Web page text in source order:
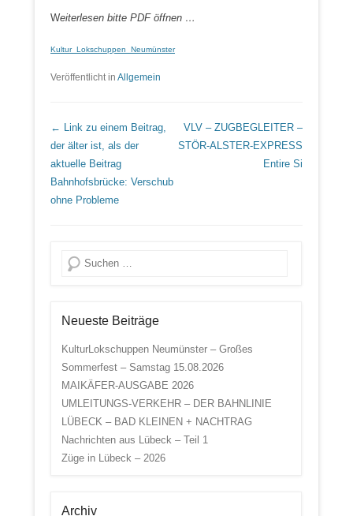
Weiterlesen bitte PDF öffnen …
Kultur_Lokschuppen_Neumünster
Veröffentlicht in Allgemein
Beitrags Übersicht
← Link zu einem Beitrag,
der älter ist, als der
aktuelle Beitrag
Bahnhofsbrücke: Verschub
ohne Probleme
VLV – ZUGBEGLEITER –
STÖR-ALSTER-EXPRESS
Entire Si
Suche
Neueste Beiträge
KulturLokschuppen Neumünster – Großes
Sommerfest – Samstag 15.08.2026
MAIKÄFER-AUSGABE 2026
UMLEITUNGS-VERKEHR – DER BAHNLINIE
LÜBECK – BAD KLEINEN + NACHTRAG
Nachrichten aus Lübeck – Teil 1
Züge in Lübeck – 2026
Archiv